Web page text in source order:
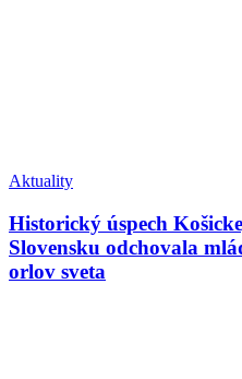
Aktuality
Historický úspech
Slovensku odchovala
orlov sveta